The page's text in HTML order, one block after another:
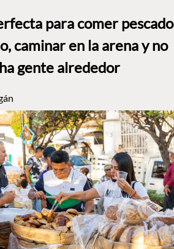
para comer pescado
caminar en la arena y no
gente alrededor